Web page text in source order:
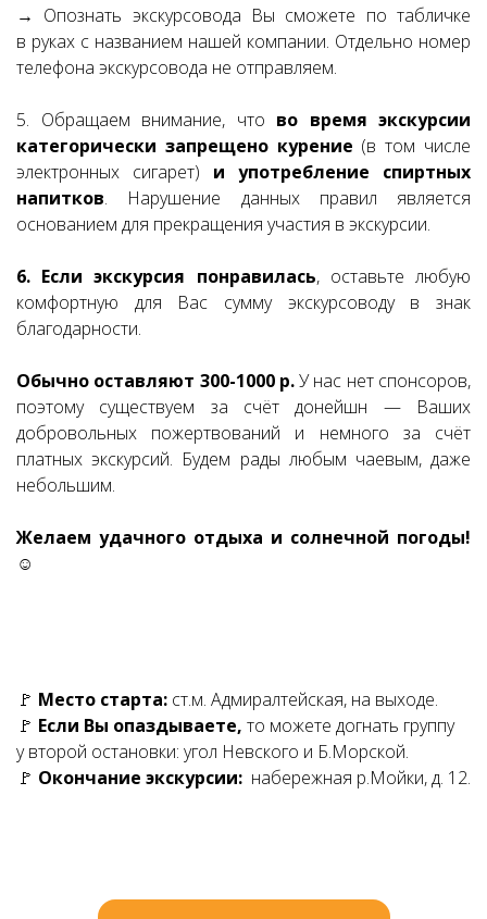
→ Опознать экскурсовода Вы сможете по табличке
в руках с названием нашей компании. Отдельно номер
телефона экскурсовода не отправляем.
5. Обращаем внимание, что во время экскурсии
категорически запрещено курение (в том числе
электронных сигарет) и употребление спиртных
напитков. Нарушение данных правил является
основанием для прекращения участия в экскурсии.
6. Если экскурсия понравилась, оставьте любую
комфортную для Вас сумму экскурсоводу в знак
благодарности.
Обычно оставляют 300-1000 р.У нас нет спонсоров,
поэтому существуем за счёт донейшн — Ваших
добровольных пожертвований и немного за счёт
платных экскурсий. Будем рады любым чаевым, даже
небольшим.
Желаем удачного отдыха и солнечной погоды!
☺
🚩 Место старта: ст.м. Адмиралтейская, на выходе.
🚩 Если Вы опаздываете, то можете догнать группу
у второй остановки: угол Невского и Б.Морской.
🚩 Окончание экскурсии: набережная р.Мойки, д. 12.